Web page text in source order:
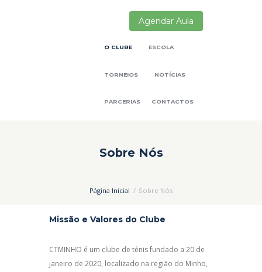
Agendar Aula
O CLUBE ESCOLA
TORNEIOS NOTÍCIAS
PARCERIAS CONTACTOS
Sobre Nós
Página Inicial Sobre Nós
Missão e Valores do Clube
CTMINHO é um clube de ténis fundado a 20 de
janeiro de 2020, localizado na região do Minho,